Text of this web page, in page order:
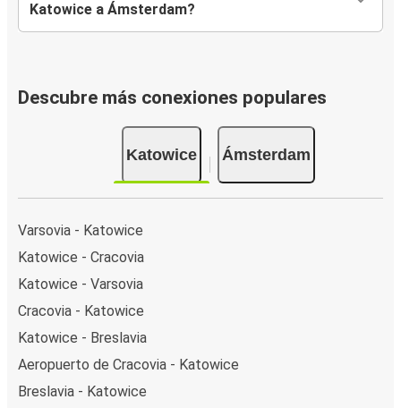
Katowice a Ámsterdam?
Descubre más conexiones populares
Katowice Ámsterdam
Varsovia - Katowice
Katowice - Cracovia
Katowice - Varsovia
Cracovia - Katowice
Katowice - Breslavia
Aeropuerto de Cracovia - Katowice
Breslavia - Katowice